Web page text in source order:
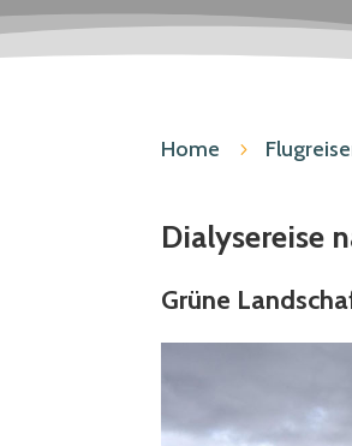
Home 5
Dialysereise
Grüne